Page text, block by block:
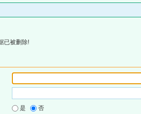
已被删除!
是 否